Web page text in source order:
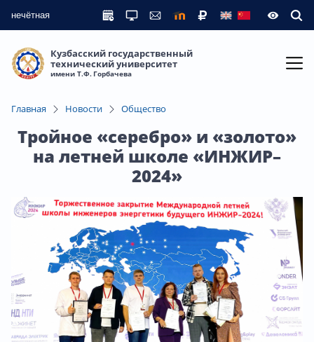
нечётная
Кузбасский государственный
технический университет
имени Т.Ф. Горбачева
Главная Новости Общество
Тройное «серебро» и «золото»
на летней школе «ИНЖИР–
2024»